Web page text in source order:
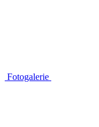
Fotogalerie